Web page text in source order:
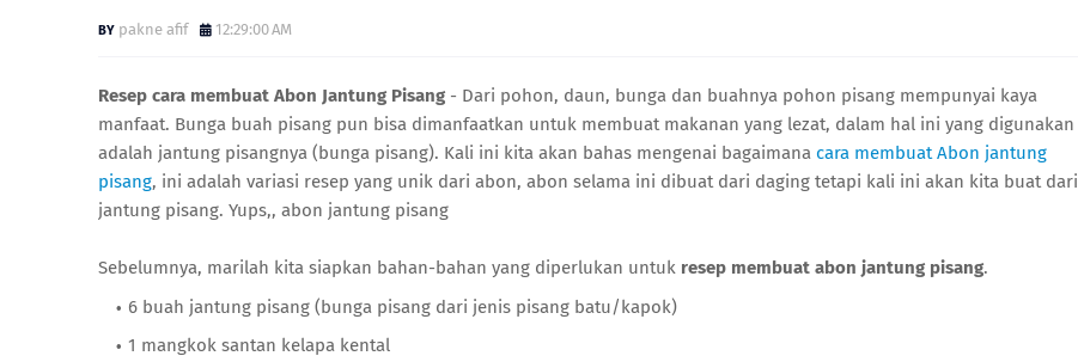
pakne afif 12:29:00 AM
Resep cara membuat Abon Jantung Pisang - Dari pohon, daun, bunga dan buahnya pohon pisang mempunyai kaya
manfaat. Bunga buah pisang pun bisa dimanfaatkan untuk membuat makanan yang lezat, dalam hal ini yang digunakan
adalah jantung pisangnya (bunga pisang). Kali ini kita akan bahas mengenai bagaimana cara membuat Abon jantung
pisang, ini adalah variasi resep yang unik dari abon, abon selama ini dibuat dari daging tetapi kali ini akan kita buat dari
jantung pisang. Yups,, abon jantung pisang
Sebelumnya, marilah kita siapkan bahan-bahan yang diperlukan untuk resep membuat abon jantung pisang.
6 buah jantung pisang (bunga pisang dari jenis pisang batu/kapok)
1 mangkok santan kelapa kental